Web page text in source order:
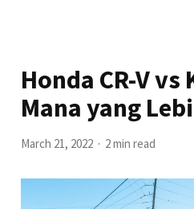
Honda CR-V
Mana yang
March 21, 2022 2 min read